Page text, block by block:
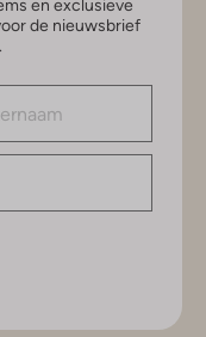
en exclusieve
de nieuwsbrief